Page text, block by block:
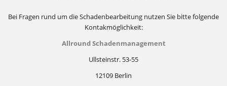
Bei Fragen rund um die Schadenbearbeitung nutzen Sie bitte folgende
Kontakmöglichkeit:
Allround Schadenmanagement
Ullsteinstr. 53-55
12109 Berlin